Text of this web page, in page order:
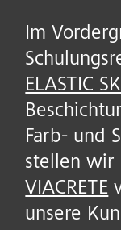
Im
ELASTIC
Farb- und
stellen wir
VIACRETE
unsere